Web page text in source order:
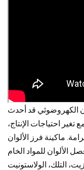
الكهروضوئي قد أحدث
احتياجات الإنتاج،
ماكينة فرز الألوان
الألوان للمواد الخام
التلك، الولاستونيت